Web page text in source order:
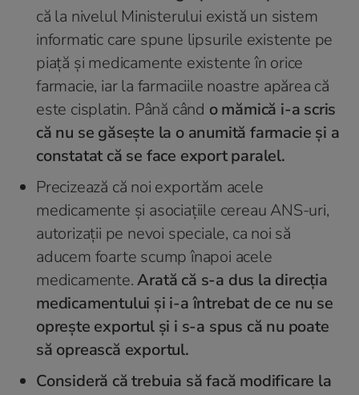
că la nivelul Ministerului există un sistem
informatic care spune lipsurile existente pe
piaţă şi medicamente existente în orice
farmacie, iar la farmaciile noastre apărea că
este cisplatin. Până când o mămică i-a scris
că nu se găseşte la o anumită farmacie şi a
constatat că se face export paralel.
Precizează că noi exportăm acele
medicamente și asociațiile cereau ANS-uri,
autorizații pe nevoi speciale, ca noi să
aducem foarte scump înapoi acele
medicamente.Arată că s-a dus la direcția
medicamentului şi i-a întrebat de ce nu se
opreşte exportul şi i s-a spus că nu poate
să oprească exportul.
Consideră că trebuia să facă modificare la